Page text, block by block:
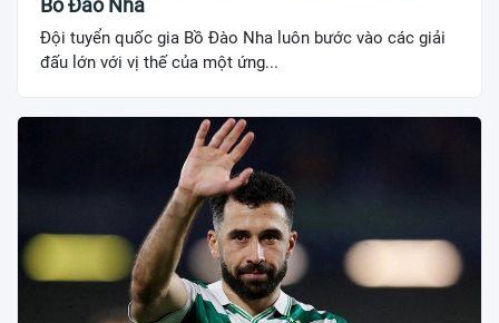
Bồ Đào Nha
Đội tuyển quốc gia Bồ Đào Nha luôn bước vào các giải
đấu lớn với vị thế của một ứng...